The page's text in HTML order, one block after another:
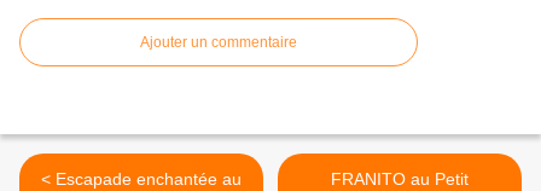
Ajouter un commentaire
< Escapade enchantée au
FRANITO au Petit